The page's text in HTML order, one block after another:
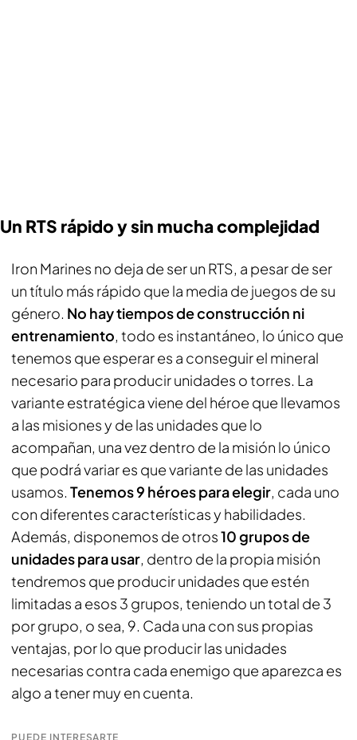
Un RTS rápido y sin mucha complejidad
Iron Marines no deja de ser un RTS, a pesar de ser
un título más rápido que la media de juegos de su
género. No hay tiempos de construcción ni
entrenamiento, todo es instantáneo, lo único que
tenemos que esperar es a conseguir el mineral
necesario para producir unidades o torres. La
variante estratégica viene del héroe que llevamos
a las misiones y de las unidades que lo
acompañan, una vez dentro de la misión lo único
que podrá variar es que variante de las unidades
usamos. Tenemos 9 héroes para elegir, cada uno
con diferentes características y habilidades.
Además, disponemos de otros10 grupos de
unidades para usar, dentro de la propia misión
tendremos que producir unidades que estén
limitadas a esos 3 grupos, teniendo un total de 3
por grupo, o sea, 9. Cada una con sus propias
ventajas, por lo que producir las unidades
necesarias contra cada enemigo que aparezca es
algo a tener muy en cuenta.
PUEDE INTERESARTE